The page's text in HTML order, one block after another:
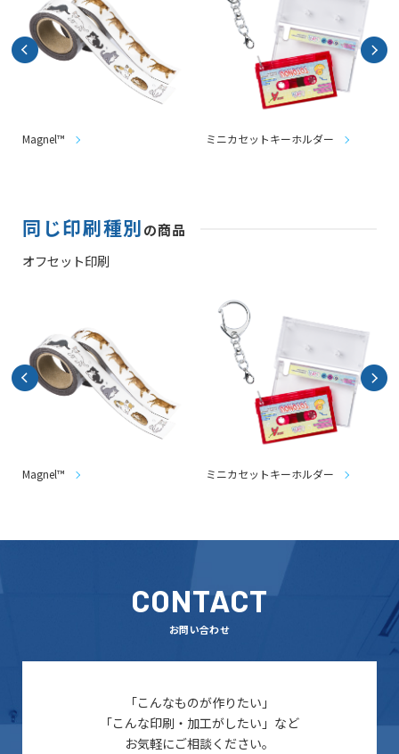
Magnel™ ミニカセットキーホルダー
同じ印刷種別の商品
オフセット印刷
Magnel™ ミニカセットキーホルダー
CONTACT
お問い合わせ
「こんなものが作りたい」
「こんな印刷・加工がしたい」など
お気軽にご相談ください。